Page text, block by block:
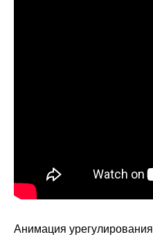
Анимация урегулирования